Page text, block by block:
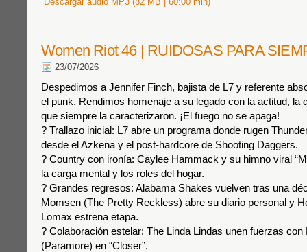
Women Riot 46 | RUIDOSAS PARA
23/07/2026
Despedimos a Jennifer Finch, bajista de L7 y referente
el punk. Rendimos homenaje a su legado con la actitud, la
que siempre la caracterizaron. ¡El fuego no se apaga!
? Trallazo inicial: L7 abre un programa donde rugen
desde el Azkena y el post-hardcore de Shooting Daggers.
? Country con ironía: Caylee Hammack y su himno viral
la carga mental y los roles del hogar.
? Grandes regresos: Alabama Shakes vuelven tras una
Momsen (The Pretty Reckless) abre su diario personal y
Lomax estrena etapa.
? Colaboración estelar: The Linda Lindas unen fuerzas
(Paramore) en “Closer”.